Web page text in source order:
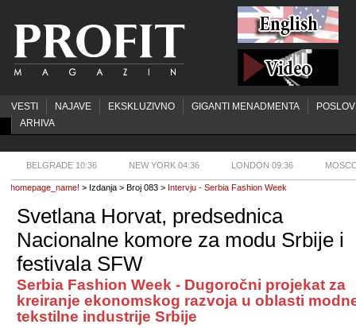
VESTI NAJAVE EKSKLUZIVNO GIGANTI MENADMENTA
ARHIVA
BELGRADE 10:36 NEW YORK 04:36 LONDON 09:36
homepage_name! > Izdanja > Broj 083 > Intervju - Serbia Fashion Week
Svetlana Horvat, predsednica
Nacionalne komore za modu Srbije i
festivala SFW
Serbia Fashion Week - Dugoročni projekat za
kreiranje ekonomskog razvoja u oblasti
tekstilne industrije Srbije